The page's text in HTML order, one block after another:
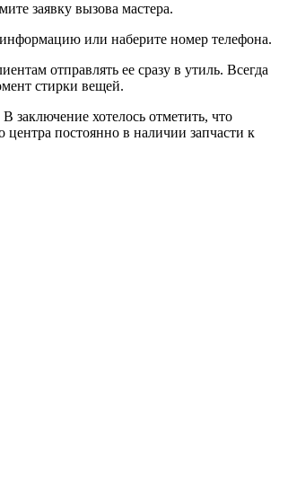
заявку вызова мастера.
или наберите номер телефона.
отправлять ее сразу в утиль. Всегда
стирки вещей.
хотелось отметить, что
постоянно в наличии запчасти к